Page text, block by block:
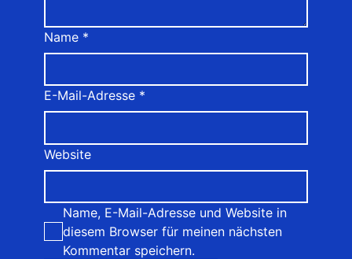
Name *
E-Mail-Adresse *
Website
Name, E-Mail-Adresse und Website in
diesem Browser für meinen nächsten
Kommentar speichern.